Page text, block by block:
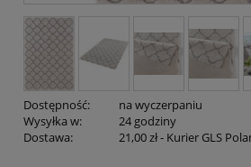
Dostępność:
na wyczerpaniu
Wysyłka w:
24 godziny
Dostawa:
21,00 zł- Kurier GLS
Cena nie zawiera ewentualnych